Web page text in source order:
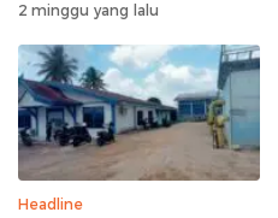
Ajukan Kasasi
2 minggu yang lalu
Headline